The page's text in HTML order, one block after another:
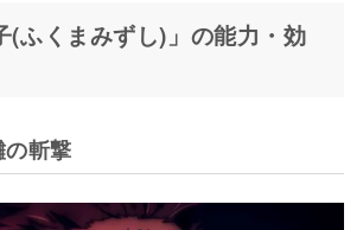
(ふくまみずし)」の能力・効
斬撃